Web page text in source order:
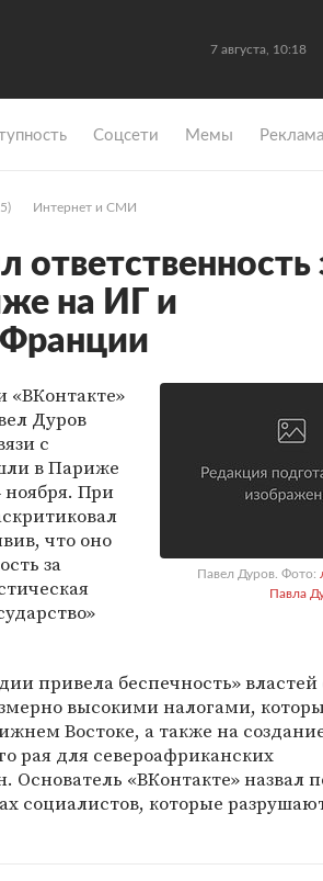
7 августа, 10:18
Coцсети Мемы Реклама
Интернет и СМИ
ответственность
на ИГ и
Франции
Павел Дуров. Фото:
Павла
«ВКонтакте»
Дуров
с
в Париже
ноября. При
что оно
за
привела беспечность»
высокими налогами,
Востоке, а также на
рая для североафриканских
«ВКонтакте» назвал
социалистов, которые